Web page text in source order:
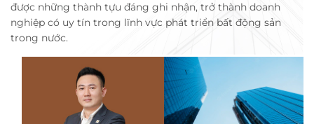
được những thành tựu đáng ghi nhận, trở thành doanh
nghiệp có uy tín trong lĩnh vực phát triển bất động sản
trong nước.